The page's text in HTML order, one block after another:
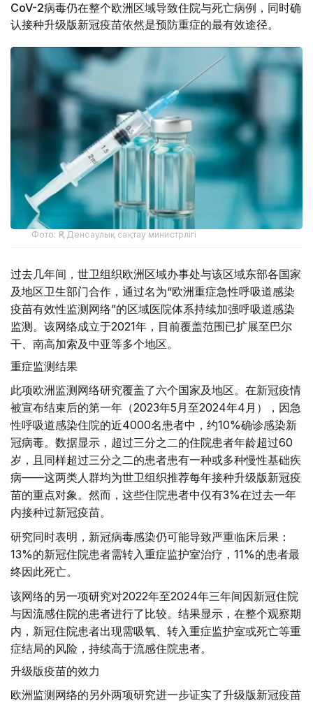
CoV-2病毒仍在整个欧洲区域导致住院与死亡病例，同时确
认接种升级版新冠疫苗依然是预防重症的最有效途径。
Фото: ҚР Денсаулық сақтау министрлігі
过去几年间，世卫组织欧洲区域办事处与该区域东部各国家
及地区卫生部门合作，通过名为“欧洲重症急性呼吸道感染
疫苗有效性监测网络”的区域医院体系持续加强呼吸道感染
监测。该网络成立于2021年，目前覆盖范围已扩展至巴尔
干、南高加索及中亚等多个地区。
重症监测结果
此项欧洲监测网络研究覆盖了六个国家及地区。在新冠疫情
被宣布结束后的第一年（2023年5月至2024年4月），因急
性呼吸道感染住院的近4000名患者中，约10%确诊感染新
冠病毒。数据显示，超过三分之二的住院患者年龄超过60
岁，且同样超过三分之二的患者患有一种或多种慢性基础疾
病——这两类人群均为世卫组织推荐每年接种升级版新冠疫
苗的重点对象。然而，这些住院患者中仅有3%在过去一年
内接种过新冠疫苗。
研究同时表明，新冠病毒感染仍可能导致严重临床后果：
13%的新冠住院患者需转入重症监护室治疗，11%的患者最
终因此死亡。
该网络的另一项研究对2022年至2024年三年间因新冠住院
与因流感住院的患者进行了比较。结果显示，在整个观察期
内，新冠住院患者出现需吸氧、转入重症监护室或死亡等重
症结局的风险，持续高于流感住院患者。
升级版疫苗的效力
欧洲监测网络的另外两项研究进一步证实了升级版新冠疫苗